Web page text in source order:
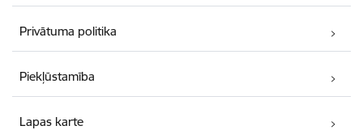
Privātuma politika
Piekļūstamība
Lapas karte